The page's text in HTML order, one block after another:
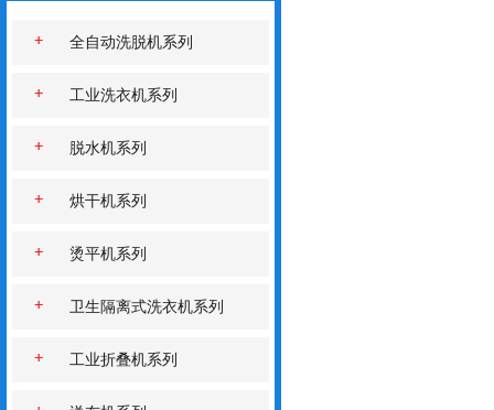
全自动洗脱机系列
工业洗衣机系列
脱水机系列
烘干机系列
烫平机系列
卫生隔离式洗衣机系列
工业折叠机系列